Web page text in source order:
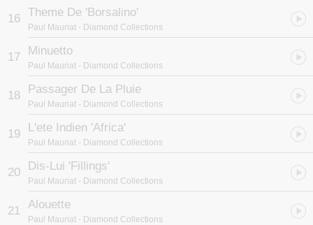
16 Theme De 'Borsalino'
Paul Mauriat - Diamond Collections
17 Minuetto
Paul Mauriat - Diamond Collections
18 Passager De La Pluie
Paul Mauriat - Diamond Collections
19 L'ete Indien 'Africa'
Paul Mauriat - Diamond Collections
20 Dis-Lui 'Fillings'
Paul Mauriat - Diamond Collections
21 Alouette
Paul Mauriat - Diamond Collections